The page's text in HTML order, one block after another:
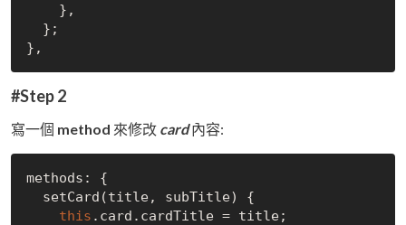
#Step 2
寫一個 method 來修改 card內容:
methods: {
this .card.cardTitle = title;